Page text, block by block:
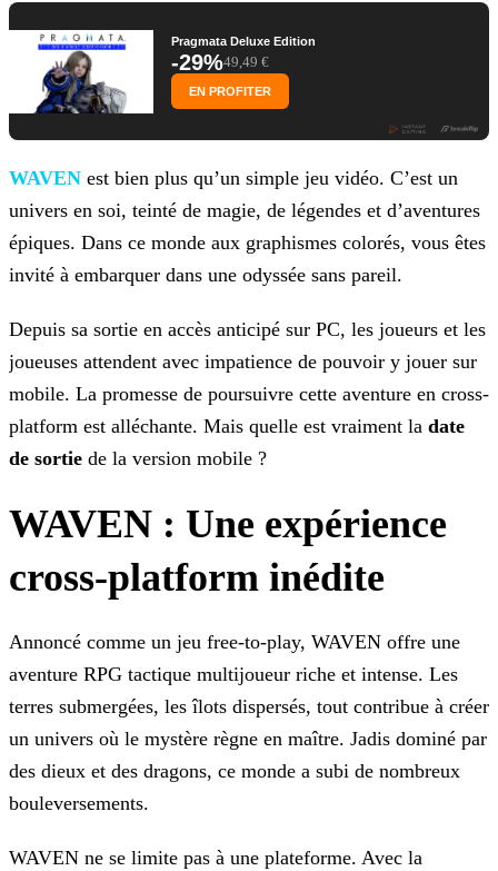
Pragmata Deluxe Edition
-29%49,49 €
EN PROFITER
WAVEN est bien plus qu’un simple jeu vidéo. C’est un
univers en soi, teinté de magie, de légendes et d’aventures
épiques. Dans ce monde aux graphismes colorés, vous êtes
invité à embarquer dans une odyssée sans pareil.
Depuis sa sortie en accès anticipé sur PC, les joueurs et les
joueuses attendent avec impatience de pouvoir y jouer sur
mobile. La promesse de poursuivre cette aventure en cross-
platform est alléchante. Mais quelle est vraiment la date
de sortie de la version mobile ?
WAVEN : Une expérience
cross-platform inédite
Annoncé comme un jeu free-to-play, WAVEN offre une
aventure RPG tactique multijoueur riche et intense. Les
terres submergées, les îlots dispersés, tout contribue à créer
un univers où le mystère règne en maître. Jadis dominé par
des dieux et des dragons, ce monde a subi de nombreux
bouleversements.
WAVEN ne se limite pas à une plateforme. Avec la